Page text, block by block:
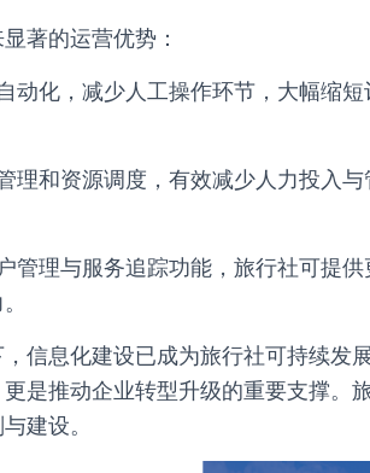
著的运营优势：
动化，减少人工操作环节，大幅缩
理和资源调度，有效减少人力投入
管理与服务追踪功能，旅行社可提
信息化建设已成为旅行社可持续发
是推动企业转型升级的重要支撑。
建设。